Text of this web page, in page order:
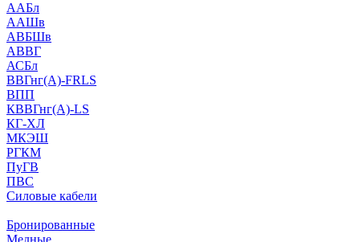
ААБл
ААШв
АВБШв
АВВГ
АСБл
ВВГнг(А)-FRLS
ВПП
КВВГнг(А)-LS
КГ-ХЛ
МКЭШ
РГКМ
ПуГВ
ПВС
Силовые кабели
Бронированные
Медные